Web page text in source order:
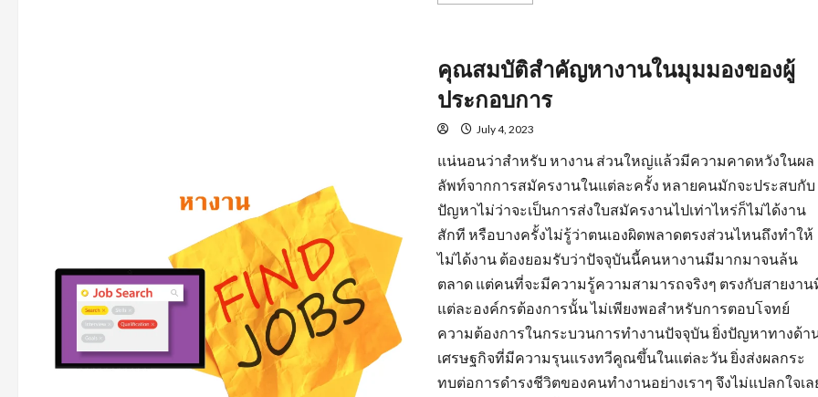
มี
ผล
การ
งาน
อุตสาหกรรม
อย่างไร
คุณสมบัติสำคัญหางานในมุมมองของผู้
ประกอบการ
July 4, 2023
แน่นอนว่าสำหรับ หางาน ส่วนใหญ่แล้วมีความคาดหวังในผล
ลัพท์จากการสมัครงานในแต่ละครั้ง หลายคนมักจะประสบกับ
ปัญหาไม่ว่าจะเป็นการส่งใบสมัครงานไปเท่าไหร่ก็ไม่ได้งาน
สักที หรือบางครั้งไม่รู้ว่าตนเองผิดพลาดตรงส่วนไหนถึงทำให้
ไม่ได้งาน ต้องยอมรับว่าปัจจุบันนี้คนหางานมีมากมาจนล้น
ตลาด แต่คนที่จะมีความรู้ความสามารถจริงๆ ตรงกับสายงาน
แต่ละองค์กรต้องการนั้น ไม่เพียงพอสำหรับการตอบโจทย์
ความต้องการในกระบวนการทำงานปัจจุบัน ยิ่งปัญหาทางด้า
เศรษฐกิจที่มีความรุนแรงทวีคูณขึ้นในแต่ละวัน ยิ่งส่งผลกระ
ทบต่อการดำรงชีวิตของคนทำงานอย่างเราๆ จึงไม่แปลกใจเล